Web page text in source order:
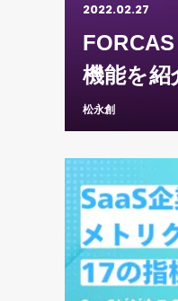
2022.02.27
機能を紹
松永創